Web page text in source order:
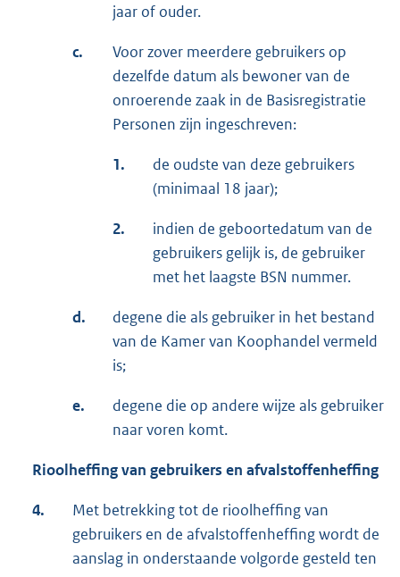
jaar of ouder.
c.
Voor zover meerdere gebruikers op
dezelfde datum als bewoner van de
onroerende zaak in de Basisregistratie
Personen zijn ingeschreven:
1.
de oudste van deze gebruikers
(minimaal 18 jaar);
2.
indien de geboortedatum van de
gebruikers gelijk is, de gebruiker
met het laagste BSN nummer.
d.
degene die als gebruiker in het bestand
van de Kamer van Koophandel vermeld
is;
e.
degene die op andere wijze als gebruiker
naar voren komt.
Rioolheffing van gebruikers en afvalstoffenheffing
4.
Met betrekking tot de rioolheffing van
gebruikers en de afvalstoffenheffing wordt de
aanslag in onderstaande volgorde gesteld ten